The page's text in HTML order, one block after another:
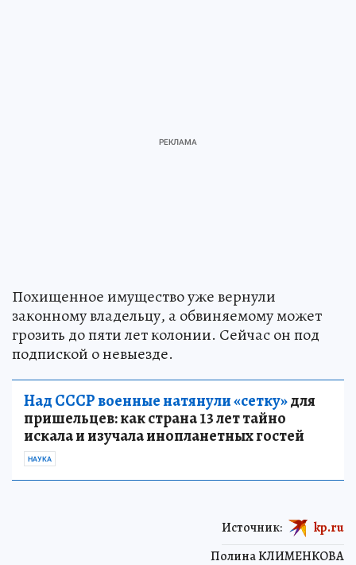
Похищенное имущество уже вернули
законному владельцу, а обвиняемому может
грозить до пяти лет колонии. Сейчас он под
подпиской о невыезде.
Над СССР военные натянули «сетку»для
пришельцев: как страна 13 лет тайно
искала и изучала инопланетных гостей
НАУКА
Полина КЛИМЕНКОВА
Источник: kp.ru